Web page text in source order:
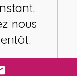
nous